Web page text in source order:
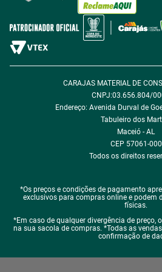
Política de Desconto
Fale com encarregado de dados
CARAJAS MATERIAL DE
CNPJ:03.656.804/
Endereço: Avenida Durval de
Tabuleiro dos
Maceió - AL
CEP 57061-000
Todos os direitos
*Os preços e condições de pagamento
exclusivos para compras online e podem
físicas.
*Em caso de qualquer divergência de preço,
na sua sacola de compras. *Todas as
confirmação de